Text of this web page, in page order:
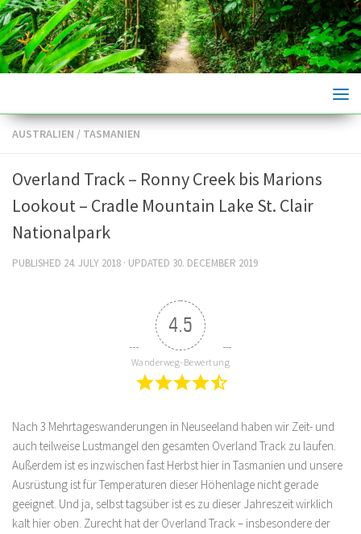
Skip to content
AUSTRALIEN / TASMANIEN
Overland Track – Ronny Creek bis Marions
Lookout – Cradle Mountain Lake St. Clair
Nationalpark
PUBLISHED 24. JULY 2018 · UPDATED 30. DECEMBER 2019
4.5
Wanderweg-Bewertung
Nach 3 Mehrtageswanderungen in Neuseeland haben wir Zeit- und
auch teilweise Lustmangel den gesamten Overland Track zu laufen.
Außerdem ist es inzwischen fast Herbst hier in Tasmanien und unsere
Ausrüstung ist für Temperaturen dieser Höhenlage nicht gerade
geeignet. Und ja, selbst tagsüber ist es zu dieser Jahreszeit wirklich
kalt hier oben. Zurecht hat der Overland Track – insbesondere der